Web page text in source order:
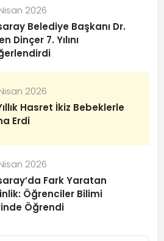
2026
Belediye Başkanı Dr.
Dinçer 7. Yılını
2026
Hasret İkiz Bebeklerle
Erdi
2026
Fark Yaratan
Öğrenciler Bilimi
Öğrendi